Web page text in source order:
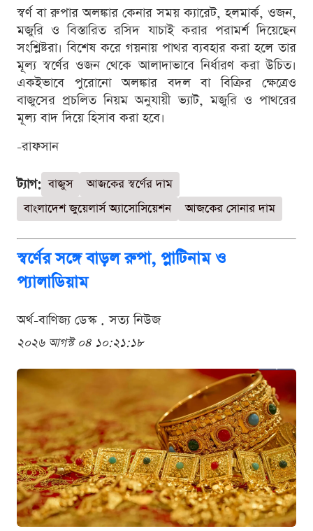
স্বর্ণ বা রুপার অলঙ্কার কেনার সময় ক্যারেট, হলমার্ক, ওজন,
মজুরি ও বিস্তারিত রসিদ যাচাই করার পরামর্শ দিয়েছেন
সংশ্লিষ্টরা। বিশেষ করে গয়নায় পাথর ব্যবহার করা হলে তার
মূল্য স্বর্ণের ওজন থেকে আলাদাভাবে নির্ধারণ করা উচিত।
একইভাবে পুরোনো অলঙ্কার বদল বা বিক্রির ক্ষেত্রেও
বাজুসের প্রচলিত নিয়ম অনুযায়ী ভ্যাট, মজুরি ও পাথরের
মূল্য বাদ দিয়ে হিসাব করা হবে।
-রাফসান
ট্যাগ: বাজুস
আজকের স্বর্ণের দাম
বাংলাদেশ জুয়েলার্স অ্যাসোসিয়েশন
আজকের সোনার দাম
স্বর্ণের সঙ্গে বাড়ল রুপা, প্লাটিনাম ও
প্যালাডিয়াম
অর্থ-বাণিজ্য ডেস্ক . সত্য নিউজ
২০২৬ আগস্ট ০৪ ১০:২১:১৮